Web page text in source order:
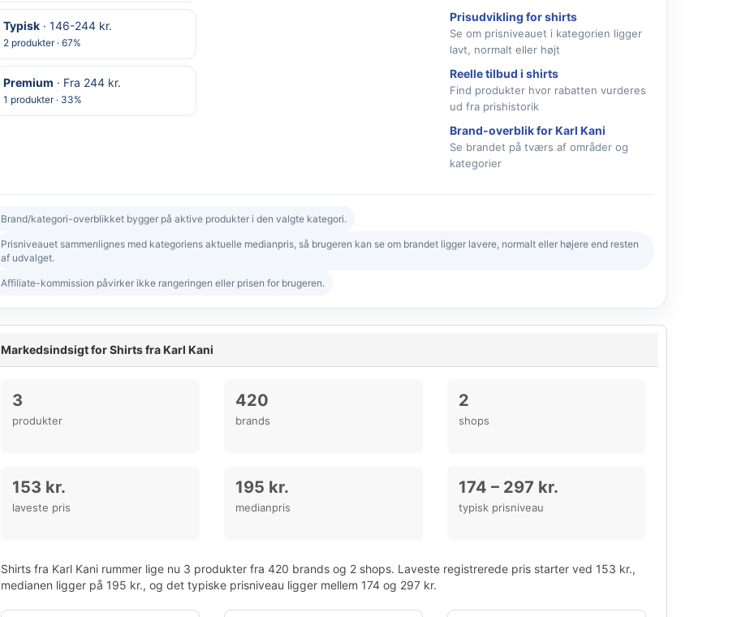
Typisk· 146-244 kr.
2 produkter · 67%
Premium · Fra 244 kr.
1 produkter · 33%
Prisudvikling for shirts
Se om prisniveauet i kategorien ligger
lavt, normalt eller højt
Reelle tilbud i shirts
Find produkter hvor rabatten vurderes
ud fra prishistorik
Brand-overblik for Karl Kani
Se brandet på tværs af områder og
kategorier
Brand/kategori-overblikket bygger på aktive produkter i den valgte kategori.
Prisniveauet sammenlignes med kategoriens aktuelle medianpris, så brugeren kan se om brandet ligger lavere, normalt eller højere end resten
af udvalget.
Affiliate-kommission påvirker ikke rangeringen eller prisen for brugeren.
Markedsindsigt for Shirts fra Karl Kani
3
produkter
420
brands
2
shops
153 kr.
laveste pris
195 kr.
medianpris
174 – 297 kr.
typisk prisniveau
Shirts fra Karl Kani rummer lige nu 3 produkter fra 420 brands og 2 shops. Laveste registrerede pris starter ved 153 kr.,
medianen ligger på 195 kr., og det typiske prisniveau ligger mellem 174 og 297 kr.